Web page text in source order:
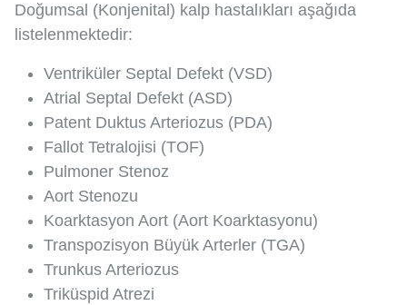
Doğumsal (Konjenital) kalp hastalıkları aşağıda
listelenmektedir:
Ventriküler Septal Defekt (VSD)
Atrial Septal Defekt (ASD)
Patent Duktus Arteriozus (PDA)
Fallot Tetralojisi (TOF)
Pulmoner Stenoz
Aort Stenozu
Koarktasyon Aort (Aort Koarktasyonu)
Transpozisyon Büyük Arterler (TGA)
Trunkus Arteriozus
Triküspid Atrezi